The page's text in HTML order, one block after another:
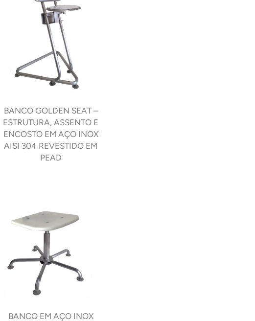
BANCO GOLDEN SEAT –
ESTRUTURA, ASSENTO E
ENCOSTO EM AÇO INOX
AISI 304 REVESTIDO EM
PEAD
BANCO EM AÇO INOX